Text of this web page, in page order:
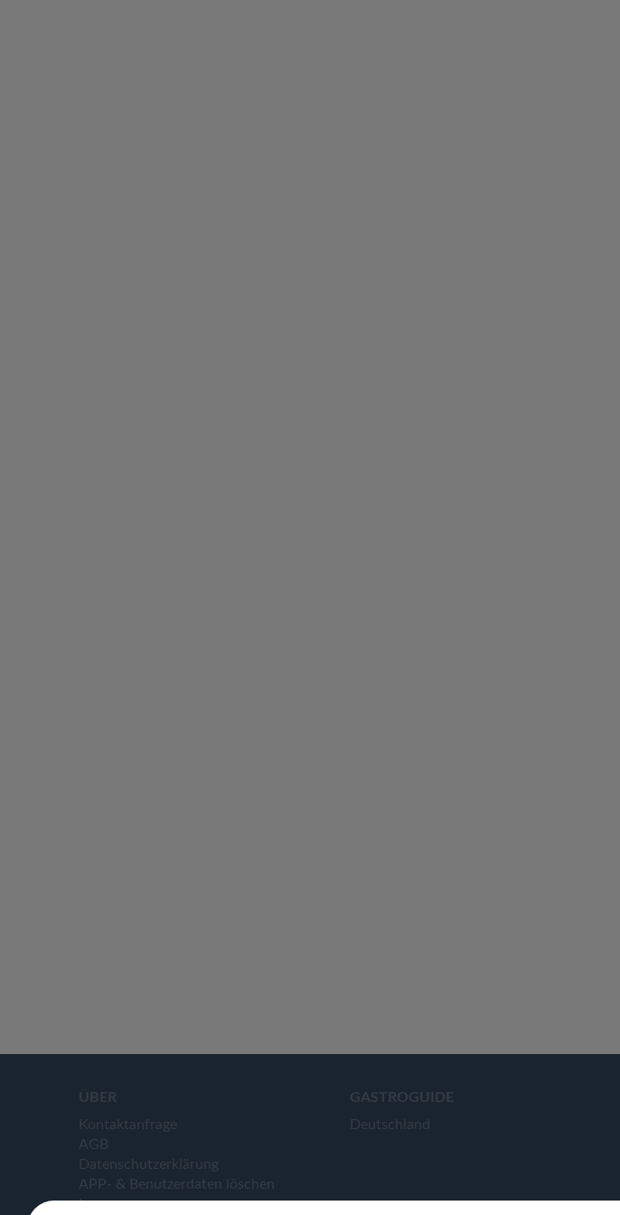
ÜBER
Kontaktanfrage
AGB
Datenschutzerklärung
APP- & Benutzerdaten löschen
Impressum
GASTROGUIDE
Deutschland